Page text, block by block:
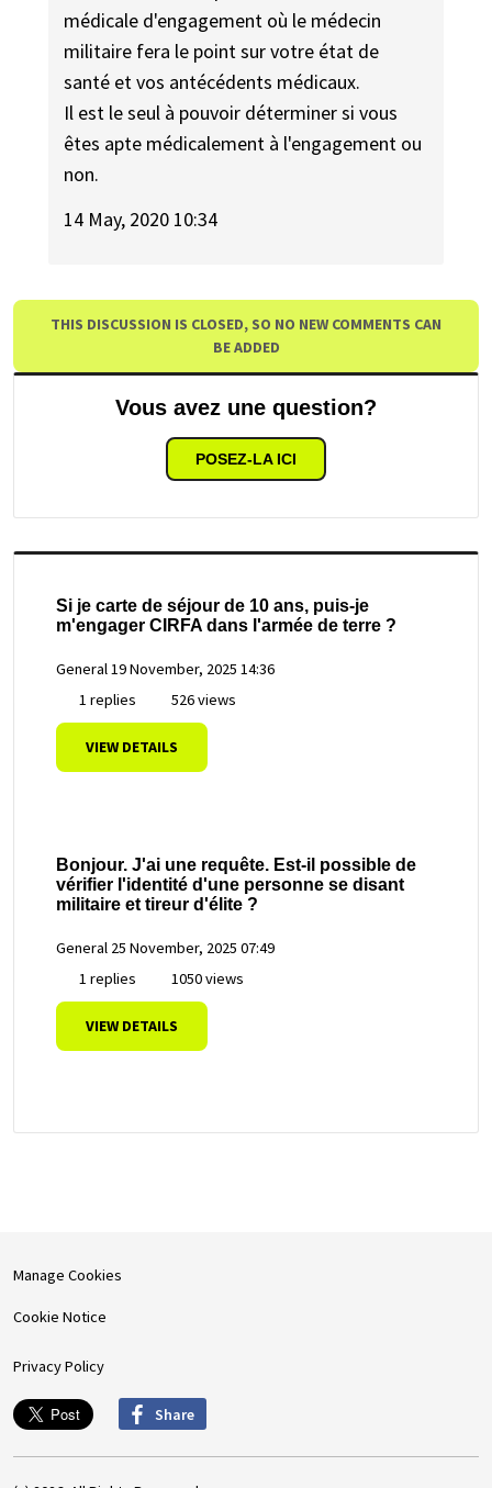
médicale d'engagement où le médecin
militaire fera le point sur votre état de
santé et vos antécédents médicaux.
Il est le seul à pouvoir déterminer si vous
êtes apte médicalement à l'engagement ou
non.
14 May, 2020 10:34
THIS DISCUSSION IS CLOSED, SO NO NEW COMMENTS CAN
BE ADDED
Vous avez une question?
POSEZ-LA ICI
Si je carte de séjour de 10 ans, puis-je
m'engager CIRFA dans l'armée de terre ?
General19 November, 2025 14:36
1 replies
526 views
VIEW DETAILS
Bonjour. J'ai une requête. Est-il possible de
vérifier l'identité d'une personne se disant
militaire et tireur d'élite ?
General 25 November, 2025 07:49
1 replies
1050 views
VIEW DETAILS
Manage Cookies
Cookie Notice
Privacy Policy
Share